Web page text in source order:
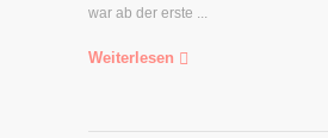
war ab der erste ...
Weiterlesen